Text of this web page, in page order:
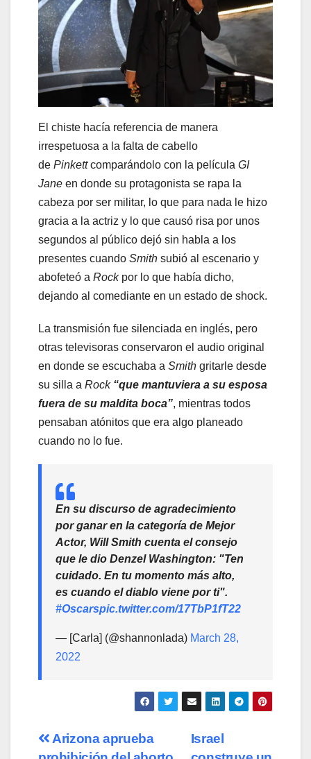
El chiste hacía referencia de manera
irrespetuosa a la falta de cabello
de Pinkettcomparándolo con la película GI
Jane en donde su protagonista se rapa la
cabeza por ser militar, lo que para nada le hizo
gracia a la actriz y lo que causó risa por unos
segundos al público dejó sin habla a los
presentes cuando Smith subió al escenario y
abofeteó a Rockpor lo que había dicho,
dejando al comediante en un estado de shock.
La transmisión fue silenciada en inglés, pero
otras televisoras conservaron el audio original
en donde se escuchaba a Smith gritarle desde
su silla a Rock “que mantuviera a su esposa
fuera de su maldita boca”, mientras todos
pensaban atónitos que era algo planeado
cuando no lo fue.
En su discurso de agradecimiento
por ganar en la categoría de Mejor
Actor, Will Smith cuenta el consejo
que le dio Denzel Washington: "Ten
cuidado. En tu momento más alto,
es cuando el diablo viene por ti".
#Oscarspic.twitter.com/17TbP1fT22
— [Carla] (@shannonlada) March 28,
2022
Navegación
Israel
Arizona aprueba